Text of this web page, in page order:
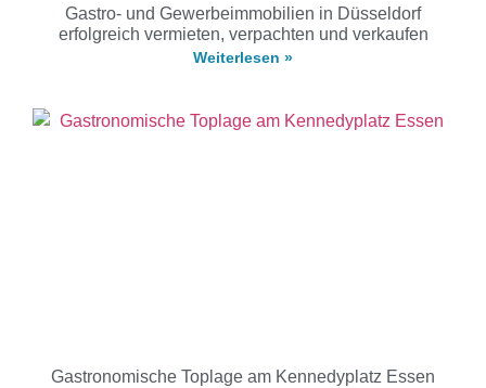
Gastro- und Gewerbeimmobilien in Düsseldorf
erfolgreich vermieten, verpachten und verkaufen
Weiterlesen »
Gastronomische Toplage am Kennedyplatz Essen